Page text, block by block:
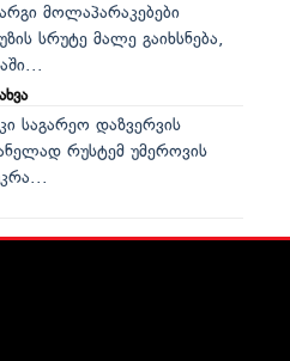
მოლაპარაკებები
სრუტე მალე გაიხსნება,
საგარეო დაზვერვის
რუსტემ უმეროვის